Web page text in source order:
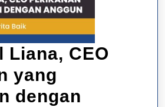
Liana, CEO
yang
dengan